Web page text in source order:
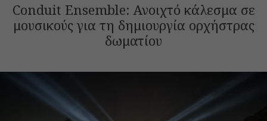
Conduit Ensemble: Ανοιχτό κάλεσμα σε
μουσικούς για τη δημιουργία ορχήστρας
δωματίου